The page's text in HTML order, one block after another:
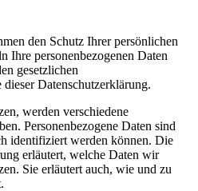
den Schutz Ihrer persönlichen
Ihre personenbezogenen Daten
gesetzlichen
Datenschutzerklärung.
werden verschiedene
Personenbezogene Daten sind
identifiziert werden können. Die
erläutert, welche Daten wir
Sie erläutert auch, wie und zu